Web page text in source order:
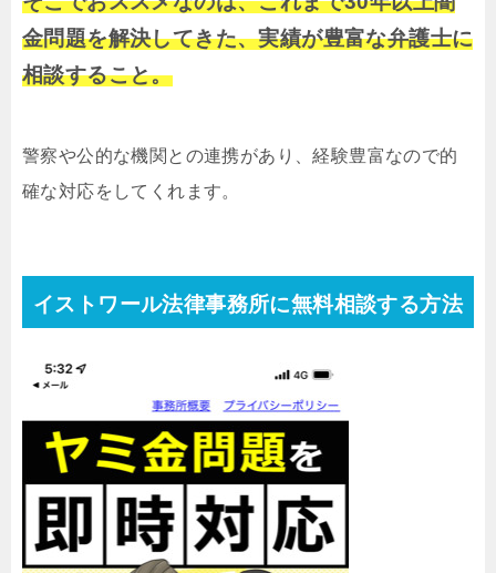
金問題を解決してきた、実績が豊富な弁護士に
相談すること。
警察や公的な機関との連携があり、経験豊富なので的
確な対応をしてくれます。
イストワール法律事務所に無料相談する方法